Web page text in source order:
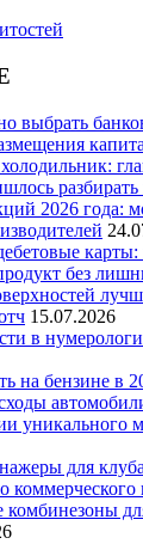
выбрать
2026 года:
без
15.07.2026
в
на бензине в
уникального
для
коммерческого